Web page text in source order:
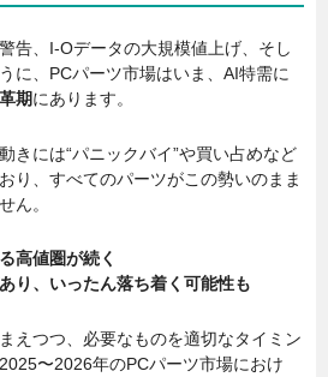
告、I-Oデータの大規模値上げ、そし
に、PCパーツ市場はいま、AI特需に
期にあります。
きには“パニックバイ”や買い占めなど
り、すべてのパーツがこの勢いのまま
ん。
高値圏が続く
り、いったん落ち着く可能性も
えつつ、必要なものを適切なタイミン
〜2026年のPCパーツ市場におけ